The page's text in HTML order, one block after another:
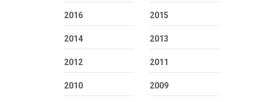
2016 2015
2014 2013
2012 2011
2010 2009